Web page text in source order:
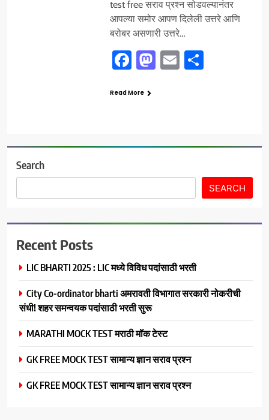
test free सराव प्रश्न सोडवल्यानंतर
आपल्या समोर आपण दिलेली उत्तरे आणि
बरोबर असणारी उत्तरे…
Facebook
Mastodon
EmailShare
Read More
Search
SEARCH
Recent Posts
LIC BHARTI 2025 : LIC मध्ये विविध पदांसाठी भरती
City Co-ordinator bharti अमरावती विभागात सरकारी नोकरीची
संधी! शहर समन्वयक पदांसाठी भरती सुरू
MARATHI MOCK TEST मराठी मॉक टेस्ट
GK FREE MOCK TEST सामान्य ज्ञान सराव प्रश्न
GK FREE MOCK TEST सामान्य ज्ञान सराव प्रश्न